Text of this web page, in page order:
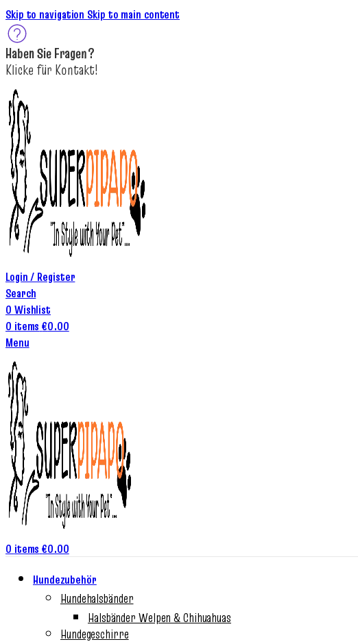
Skip to navigation Skip to main content
Haben SieFragen?
Klicke für Kontakt!
Login / Register
Search
0 Wishlist
0 items €0.00
Menu
0 items €0.00
Hundezubehör
Hundehalsbänder
Halsbänder Welpen & Chihuahuas
Hundegeschirre